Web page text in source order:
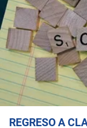
REGRESO A